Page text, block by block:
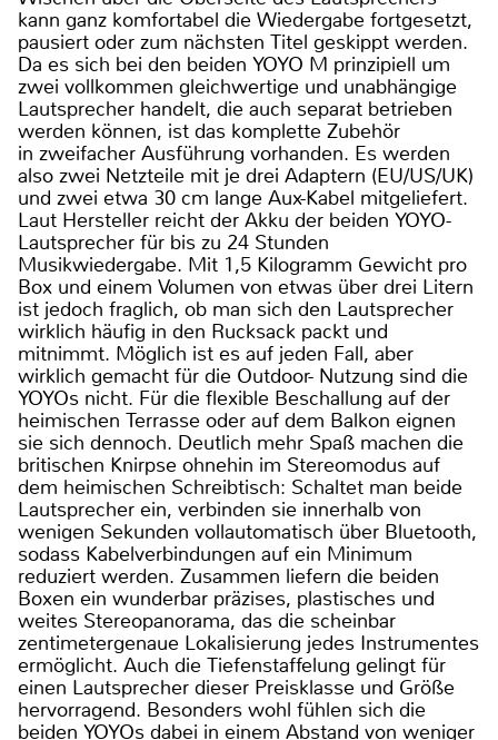
kann ganz komfortabel die Wiedergabe fortgesetzt,
pausiert oder zum nächsten Titel geskippt werden.
Da es sich bei den beiden YOYO M prinzipiell um
zwei vollkommen gleichwertige und unabhängige
Lautsprecher handelt, die auch separat betrieben
werden können, ist das komplette Zubehör
in zweifacher Ausführung vorhanden. Es werden
also zwei Netzteile mit je drei Adaptern (EU/US/UK)
und zwei etwa 30 cm lange Aux-Kabel mitgeliefert.
Laut Hersteller reicht der Akku der beiden YOYO-
Lautsprecher für bis zu 24 Stunden
Musikwiedergabe. Mit 1,5 Kilogramm Gewicht pro
Box und einem Volumen von etwas über drei Litern
ist jedoch fraglich, ob man sich den Lautsprecher
wirklich häufig in den Rucksack packt und
mitnimmt. Möglich ist es auf jeden Fall, aber
wirklich gemacht für die Outdoor- Nutzung sind die
YOYOs nicht. Für die flexible Beschallung auf der
heimischen Terrasse oder auf dem Balkon eignen
sie sich dennoch. Deutlich mehr Spaß machen die
britischen Knirpse ohnehin im Stereomodus auf
dem heimischen Schreibtisch: Schaltet man beide
Lautsprecher ein, verbinden sie innerhalb von
wenigen Sekunden vollautomatisch über Bluetooth,
sodass Kabelverbindungen auf ein Minimum
reduziert werden. Zusammen liefern die beiden
Boxen ein wunderbar präzises, plastisches und
weites Stereopanorama, das die scheinbar
zentimetergenaue Lokalisierung jedes Instrumentes
ermöglicht. Auch die Tiefenstaffelung gelingt für
einen Lautsprecher dieser Preisklasse und Größe
hervorragend. Besonders wohl fühlen sich die
beiden YOYOs dabei in einem Abstand von weniger